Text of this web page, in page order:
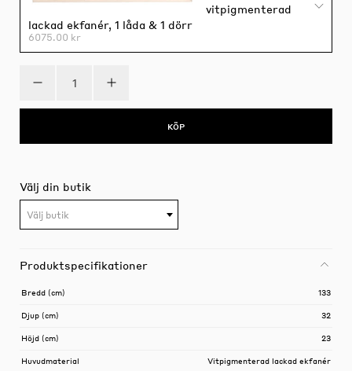
vitpigmenterad
lackad ekfanér, 1 låda & 1 dörr
6075.00 kr
KÖP
Välj din butik
Välj butik
Produktspecifikationer
Bredd (cm) 133
Djup (cm) 32
Höjd (cm) 23
Huvudmaterial Vitpigmenterad lackad ekfanér